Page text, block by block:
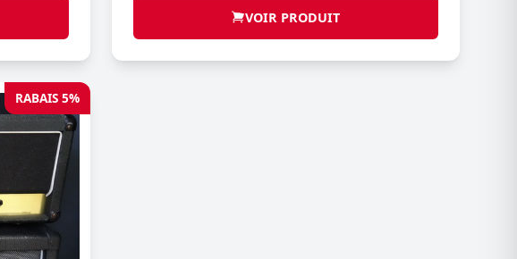
VOIR PRODUIT
RABAIS 5%